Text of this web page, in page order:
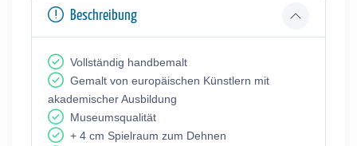
Beschreibung
Vollständig handbemalt
Gemalt von europäischen Künstlern mit
akademischer Ausbildung
Museumsqualität
+ 4 cm Spielraum zum Dehnen